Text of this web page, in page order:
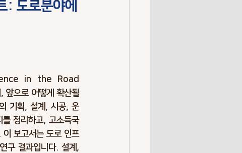
도로분야에
in the Road
앞으로 어떻게 확산될
기획, 설계, 시공, 운
정리하고, 고소득국
보고서는 도로 인프
구 결과입니다. 설계,